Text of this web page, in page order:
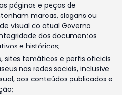
páginas e peças de
marcas, slogans ou
visual do atual Governo
dos documentos
e históricos;
sites temáticos e perfis oficiais
nas redes sociais, inclusive
aos conteúdos publicados e